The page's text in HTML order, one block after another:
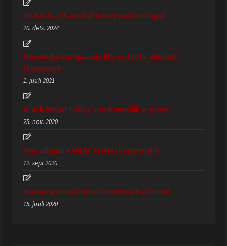
HERALD – 25 aastat heavy metali väge!
20. dets. 2024
Hooandja kampaania üle ootuste edukalt
lõpetatud
1. juuli 2021
Black Metal Friday soodusmüük e-poes
25. nov. 2020
Uue albumi KURAT esitluskontserdid
12. sept 2020
Herald esimest korda Ostrova Festivalil
15. juuli 2020